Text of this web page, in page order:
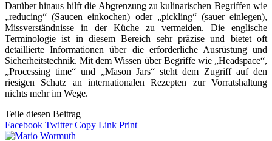
Darüber hinaus hilft die Abgrenzung zu kulinarischen Begriffen wie
„reducing“ (Saucen einkochen) oder „pickling“ (sauer einlegen),
Missverständnisse in der Küche zu vermeiden. Die englische
Terminologie ist in diesem Bereich sehr präzise und bietet oft
detaillierte Informationen über die erforderliche Ausrüstung und
Sicherheitstechnik. Mit dem Wissen über Begriffe wie „Headspace“,
„Processing time“ und „Mason Jars“ steht dem Zugriff auf den
riesigen Schatz an internationalen Rezepten zur Vorratshaltung
nichts mehr im Wege.
Teile diesen Beitrag
Facebook Twitter Copy Link Print